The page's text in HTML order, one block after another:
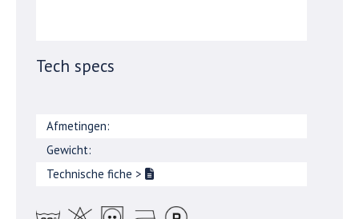
Tech specs
Afmetingen:
Gewicht:
Technische fiche >